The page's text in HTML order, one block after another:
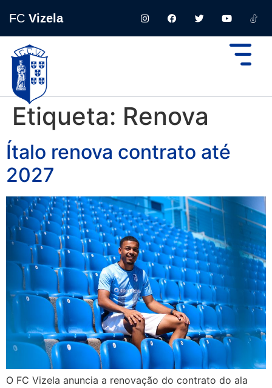
FC Vizela
Etiqueta: Renova
Ítalo renova contrato até
2027
O FC Vizela anuncia a renovação do contrato do ala